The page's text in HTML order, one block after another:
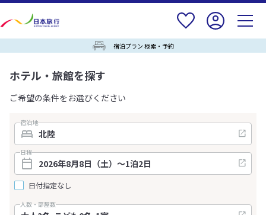
宿泊プラン 検索・予約
ホテル・旅館を探す
ご希望の条件をお選びください
宿泊地
日程
日付指定なし
人数・部屋数